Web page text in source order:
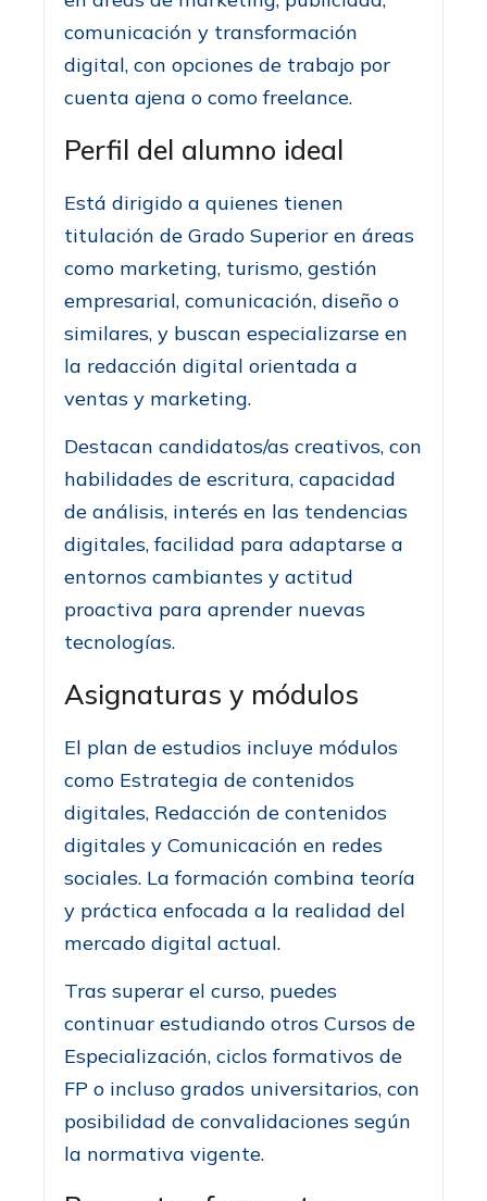
comunicación y transformación
digital, con opciones de trabajo por
cuenta ajena o como freelance.
Perfil del alumno ideal
Está dirigido a quienes tienen
titulación de Grado Superior en áreas
como marketing, turismo, gestión
empresarial, comunicación, diseño o
similares, y buscan especializarse en
la redacción digital orientada a
ventas y marketing.
Destacan candidatos/as creativos, con
habilidades de escritura, capacidad
de análisis, interés en las tendencias
digitales, facilidad para adaptarse a
entornos cambiantes y actitud
proactiva para aprender nuevas
tecnologías.
Asignaturas y módulos
El plan de estudios incluye módulos
como Estrategia de contenidos
digitales, Redacción de contenidos
digitales y Comunicación en redes
sociales. La formación combina teoría
y práctica enfocada a la realidad del
mercado digital actual.
Tras superar el curso, puedes
continuar estudiando otros Cursos de
Especialización, ciclos formativos de
FP o incluso grados universitarios, con
posibilidad de convalidaciones según
la normativa vigente.